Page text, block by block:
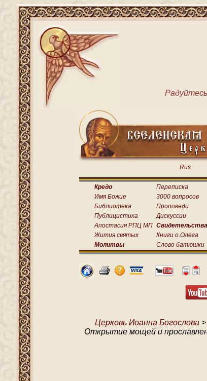
Rus
Кредо Переписка
Имя Божие
3000 вопросов
Библиотека
Проповеди
Публицистика
Дискуссии
Апостасия РПЦ МП Свидетельства
Жития святых
Книги о.Олега
Молитвы
Слово батюшки
Церковь Иоанна Богослова >
Открытие мощей и